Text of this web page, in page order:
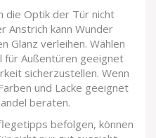
die Optik der Tür nicht
Anstrich kann Wunder
Glanz verleihen. Wählen
für Außentüren geeignet
sicherzustellen. Wenn
und Lacke geeignet
beraten.
befolgen, können